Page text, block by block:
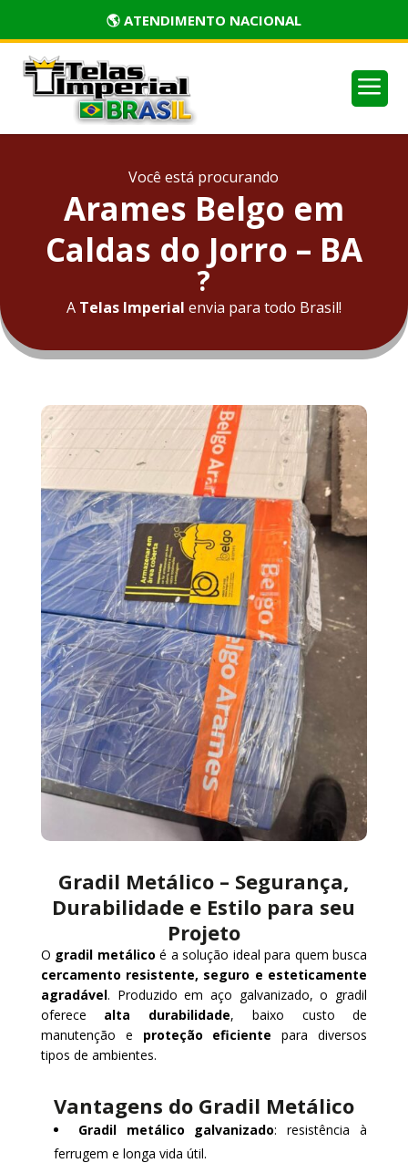
🏅 PRODUTOS CERTIFICADOS
a
Você está procurando
Arames Belgo em
Caldas do Jorro – BA
?
A Telas Imperial envia para todo Brasil!
Gradil Metálico – Segurança,
Durabilidade e Estilo para seu
Projeto
O gradil metálico é a solução ideal para quem busca
cercamento resistente, seguro e esteticamente
agradável. Produzido em aço galvanizado, o gradil
oferece alta durabilidade, baixo custo de
manutenção e proteção eficiente para diversos
tipos de ambientes.
Vantagens do Gradil Metálico
Gradil metálico galvanizado: resistência à
ferrugem e longa vida útil.